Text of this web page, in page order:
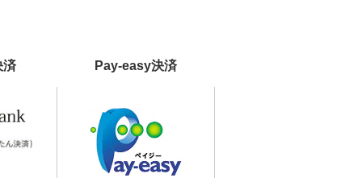
済 Pay-easy決済